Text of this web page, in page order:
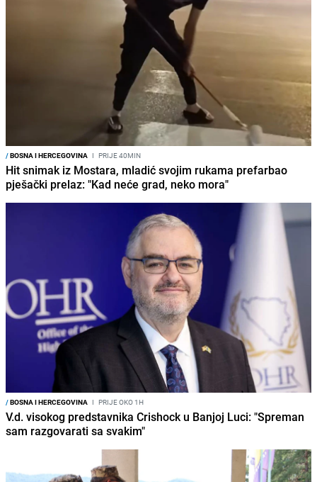
/BOSNA I HERCEGOVINA I PRIJE 40MIN
Hit snimak iz Mostara, mladić svojim rukama prefarbao
pješački prelaz: "Kad neće grad, neko mora"
/BOSNA I HERCEGOVINA I PRIJE OKO 1H
V.d. visokog predstavnika Crishock u Banjoj Luci: "Spreman
sam razgovarati sa svakim"